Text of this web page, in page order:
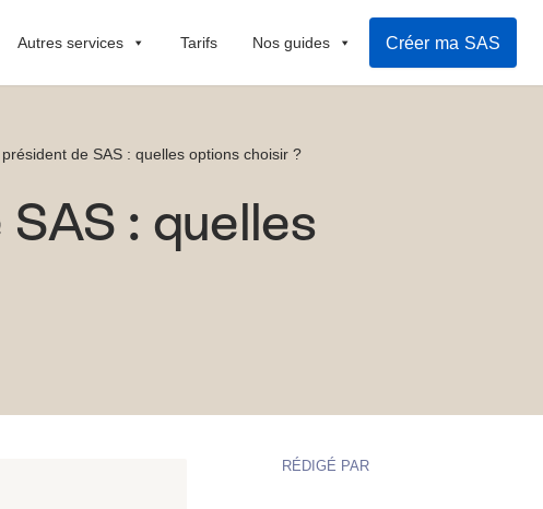
Autres services Tarifs Nos guides Créer ma SAS
de SAS : quelles options choisir ?
: quelles
RÉDIGÉ PAR